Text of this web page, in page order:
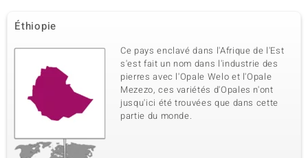
Éthiopie
Ce pays enclavé dans l'Afrique de l'Est
s'est fait un nom dans l'industrie des
pierres avec l'Opale Welo et l'Opale
Mezezo, ces variétés d'Opales n'ont
jusqu'ici été trouvées que dans cette
partie du monde.